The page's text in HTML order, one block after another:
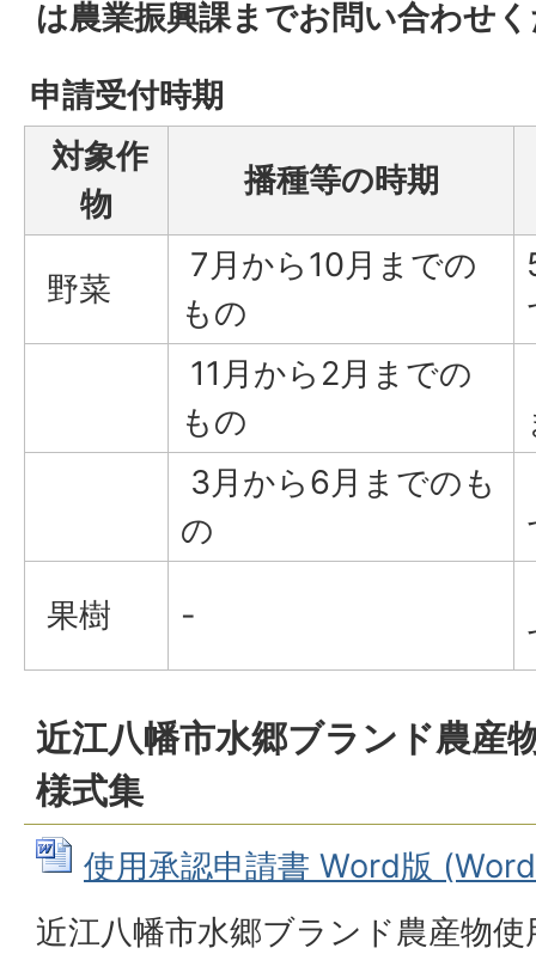
は農業振興課までお問い合わせ
申請受付時期
対象作
物
播種等の時期
野菜
7月から10月までの
もの
11月から2月までの
もの
3月から6月までのも
の
果樹 -
近江八幡市水郷ブランド農産
様式集
使用承認申請書 Word版
近江八幡市水郷ブランド農産物